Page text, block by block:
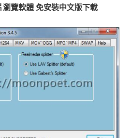
覽軟體 免安裝中文版下載